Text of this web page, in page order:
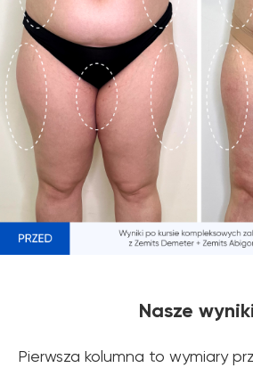
Nasze
Pierwsza kolumna to wymiary